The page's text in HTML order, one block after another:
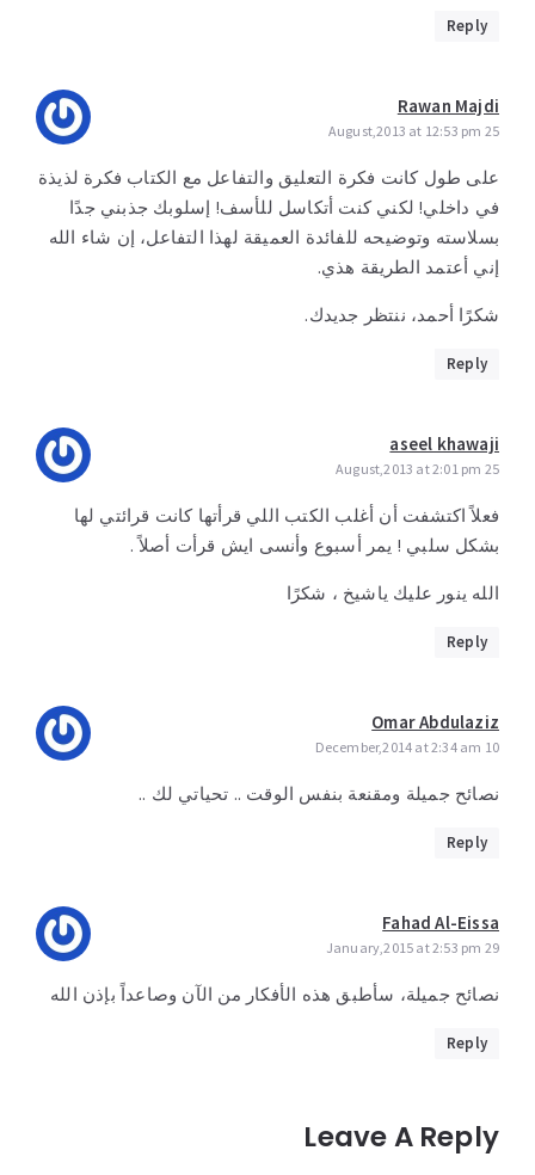
Reply
Rawan Majdi
25 August,2013 at 12:53 pm
على طول كانت فكرة التعليق والتفاعل مع الكتاب فكرة لذيذة
في داخلي! لكني كنت أتكاسل للأسف! إسلوبك جذبني جدًا
بسلاسته وتوضيحه للفائدة العميقة لهذا التفاعل، إن شاء الله
إني أعتمد الطريقة هذي.
شكرًا أحمد، ننتظر جديدك.
Reply
aseel khawaji
25 August,2013 at 2:01 pm
فعلاً اكتشفت أن أغلب الكتب اللي قرأتها كانت قرائتي لها
بشكل سلبي ! يمر أسبوع وأنسى ايش قرأت أصلاً .
الله ينور عليك ياشيخ ، شكرًا
Reply
Omar Abdulaziz
10 December,2014 at 2:34 am
نصائح جميلة ومقنعة بنفس الوقت .. تحياتي لك ..
Reply
Fahad Al-Eissa
29 January,2015 at 2:53 pm
نصائح جميلة، سأطبق هذه الأفكار من الآن وصاعداً بإذن الله
Reply
Leave A Reply